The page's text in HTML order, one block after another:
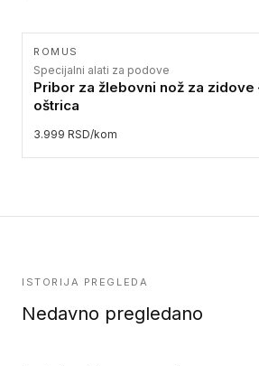
ROMUS
Specijalni alati za podove
Pribor za žlebovni nož za zidove
oštrica
3.999 RSD/kom
ISTORIJA PREGLEDA
Nedavno pregledano